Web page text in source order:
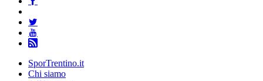
SporTrentino.it
Chi siamo